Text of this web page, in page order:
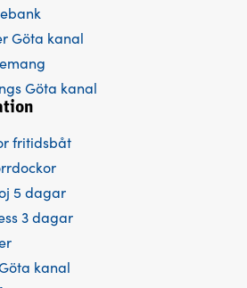
Göta kanal
Göta kanal
fritidsbåt
5 dagar
3 dagar
kanal